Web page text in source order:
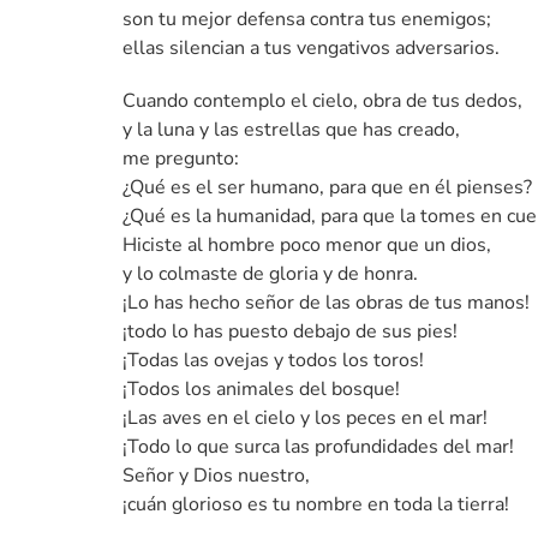
son tu mejor defensa contra tus enemigos;
ellas silencian a tus vengativos adversarios.
Cuando contemplo el cielo, obra de tus dedos,
y la luna y las estrellas que has creado,
me pregunto:
¿Qué es el ser humano, para que en él pienses?
¿Qué es la humanidad, para que la tomes en
Hiciste al hombre poco menor que un dios,
y lo colmaste de gloria y de honra.
¡Lo has hecho señor de las obras de tus manos!
¡todo lo has puesto debajo de sus pies!
¡Todas las ovejas y todos los toros!
¡Todos los animales del bosque!
¡Las aves en el cielo y los peces en el mar!
¡Todo lo que surca las profundidades del mar!
Señor y Dios nuestro,
¡cuán glorioso es tu nombre en toda la tierra!